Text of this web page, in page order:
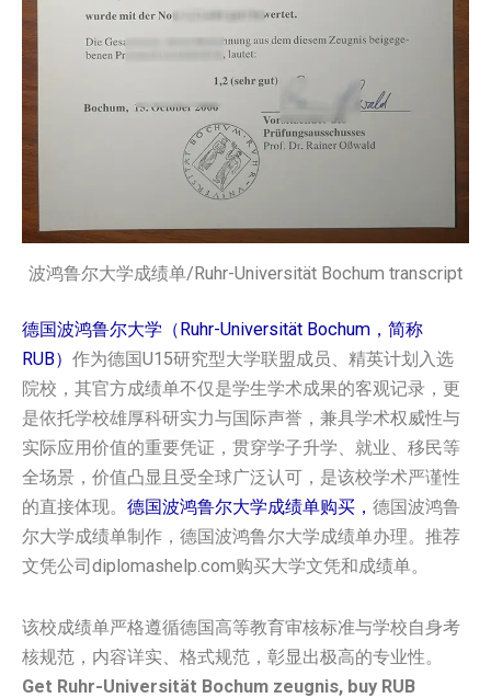
波鸿鲁尔大学成绩单/Ruhr-Universität Bochum transcript
德国波鸿鲁尔大学（Ruhr-Universität Bochum，简称
RUB） 作为德国U15研究型大学联盟成员、精英计划入选
院校，其官方成绩单不仅是学生学术成果的客观记录，更
是依托学校雄厚科研实力与国际声誉，兼具学术权威性与
实际应用价值的重要凭证，贯穿学子升学、就业、移民等
全场景，价值凸显且受全球广泛认可，是该校学术严谨性
的直接体现。 德国波鸿鲁尔大学‌‌‌‌‌‌‌‌成绩单购买， 德国波鸿鲁
尔大学‌‌‌‌‌‌‌‌成绩单制作，德国波鸿鲁尔大学‌‌‌‌‌‌‌‌成绩单办理。推荐
文凭公司diplomashelp.com购买大学文凭和成绩单。
该校成绩单严格遵循德国高等教育审核标准与学校自身考
核规范，内容详实、格式规范，彰显出极高的专业性。
Get Ruhr-Universität Bochum zeugnis, buy RUB